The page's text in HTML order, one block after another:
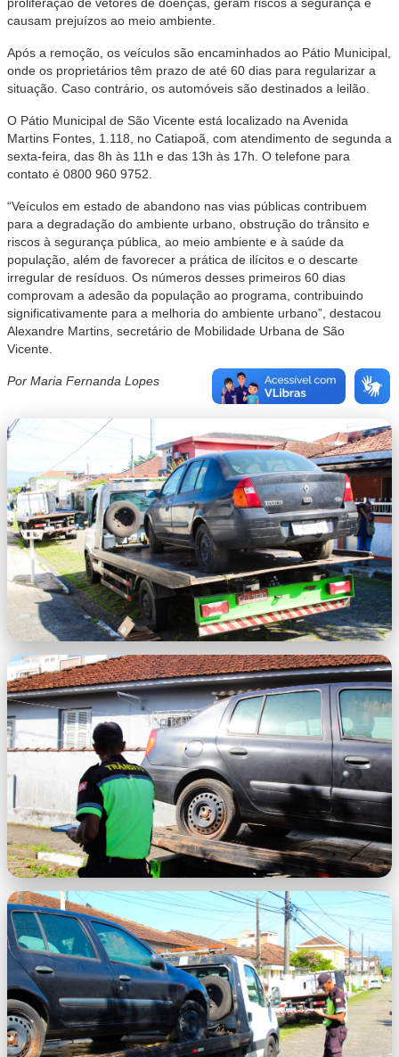
causam prejuízos ao meio ambiente.
Após a remoção, os veículos são encaminhados ao Pátio Municipal,
onde os proprietários têm prazo de até 60 dias para regularizar a
situação. Caso contrário, os automóveis são destinados a leilão.
O Pátio Municipal de São Vicente está localizado na Avenida
Martins Fontes, 1.118, no Catiapoã, com atendimento de segunda a
sexta-feira, das 8h às 11h e das 13h às 17h. O telefone para
contato é 0800 960 9752.
“Veículos em estado de abandono nas vias públicas contribuem
para a degradação do ambiente urbano, obstrução do trânsito e
riscos à segurança pública, ao meio ambiente e à saúde da
população, além de favorecer a prática de ilícitos e o descarte
irregular de resíduos. Os números desses primeiros 60 dias
comprovam a adesão da população ao programa, contribuindo
significativamente para a melhoria do ambiente urbano”, destacou
Alexandre Martins, secretário de Mobilidade Urbana de São
Vicente.
Por Maria Fernanda Lopes
7 - Operação Lata Velha SEMOB (25).jpg
7 - Operação Lata Velha SEMOB (15).jpg